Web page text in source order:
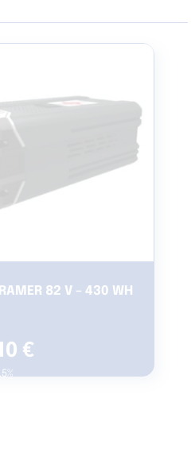
82 V – 430 WH
€